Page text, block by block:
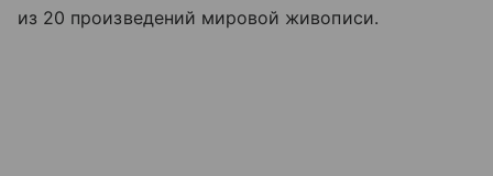
из 20 произведений мировой живописи.